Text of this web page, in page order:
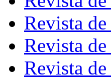
Revista
Revista
Revista